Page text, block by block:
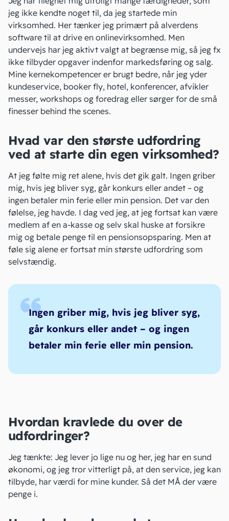
jeg ikke kendte noget til, da jeg startede min
virksomhed. Her tænker jeg primært på alverdens
software til at drive en onlinevirksomhed. Men
undervejs har jeg aktivt valgt at begrænse mig, så jeg fx
ikke tilbyder opgaver indenfor markedsføring og salg.
Mine kernekompetencer er brugt bedre, når jeg yder
kundeservice, booker fly, hotel, konferencer, afvikler
messer, workshops og foredrag eller sørger for de små
finesser behind the scenes.
Hvad var den største udfordring
ved at starte din egen virksomhed?
At jeg følte mig ret alene, hvis det gik galt. Ingen griber
mig, hvis jeg bliver syg, går konkurs eller andet – og
ingen betaler min ferie eller min pension. Det var den
følelse, jeg havde. I dag ved jeg, at jeg fortsat kan være
medlem af en a-kasse og selv skal huske at forsikre
mig og betale penge til en pensionsopsparing. Men at
føle sig alene er fortsat min største udfordring som
selvstændig.
Ingen griber mig, hvis jeg bliver syg,
går konkurs eller andet – og ingen
betaler min ferie eller min pension.
Hvordan kravlede du over de
udfordringer?
Jeg tænkte: Jeg lever jo lige nu og her, jeg har en sund
økonomi, og jeg tror vitterligt på, at den service, jeg kan
tilbyde, har værdi for mine kunder. Så det MÅ der være
penge i.